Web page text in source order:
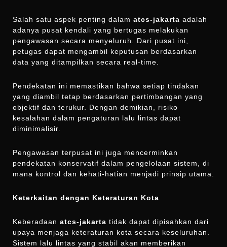
Salah satu aspek penting dalam atcs-jakarta adalah
adanya pusat kendali yang bertugas melakukan
pengawasan secara menyeluruh. Dari pusat ini,
petugas dapat mengambil keputusan berdasarkan
data yang ditampilkan secara real-time.
Pendekatan ini memastikan bahwa setiap tindakan
yang diambil tetap berdasarkan pertimbangan yang
objektif dan terukur. Dengan demikian, risiko
kesalahan dalam pengaturan lalu lintas dapat
diminimalisir.
Pengawasan terpusat ini juga mencerminkan
pendekatan konservatif dalam pengelolaan sistem, di
mana kontrol dan kehati-hatian menjadi prinsip utama.
Keterkaitan dengan Keteraturan Kota
Keberadaan atcs-jakarta tidak dapat dipisahkan dari
upaya menjaga keteraturan kota secara keseluruhan.
Sistem lalu lintas yang stabil akan memberikan